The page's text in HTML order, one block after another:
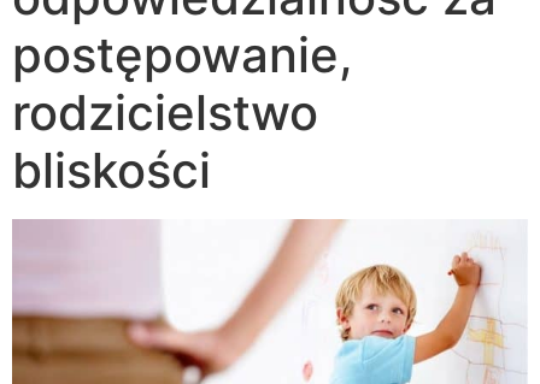
postępowanie,
rodzicielstwo
bliskości